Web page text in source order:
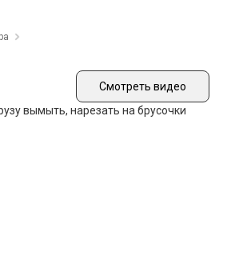
Смотреть видео
вымыть, нарезать на брусочки